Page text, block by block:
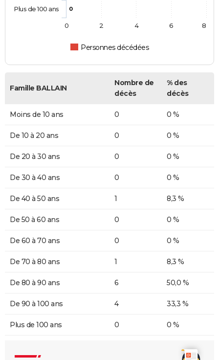
0
Personnes décédées
Plus de 100 ans
0 2 4 6 8
Famille BALLAIN
Nombre de
décès
% des
décès
Moins de 10 ans 0 0 %
De 10 à 20 ans 0 0 %
De 20 à 30 ans 0 0 %
De 30 à 40 ans 0 0 %
De 40 à 50 ans 1 8,3 %
De 50 à 60 ans 0 0 %
De 60 à 70 ans 0 0 %
De 70 à 80 ans 1 8,3 %
De 80 à 90 ans 6 50,0 %
De 90 à 100 ans 4 33,3 %
Plus de 100 ans 0 0 %